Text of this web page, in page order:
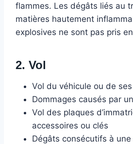
flammes. Les dégâts liés au
matières hautement
explosives ne sont pas pris
2. Vol
Vol du véhicule ou de
Dommages causés par
Vol des plaques
accessoires ou clés
Dégâts consécutifs à